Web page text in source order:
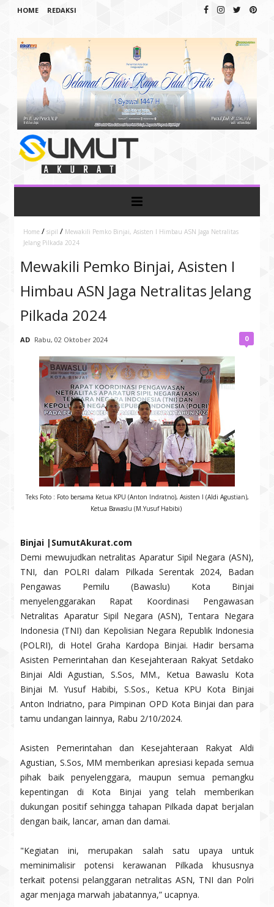
HOME REDAKSI
Home / sipil / Mewakili Pemko Binjai, Asisten I Himbau ASN Jaga Netralitas
Jelang Pilkada 2024
Mewakili Pemko Binjai, Asisten I
Himbau ASN Jaga Netralitas Jelang
Pilkada 2024
AD Rabu, 02 Oktober 2024 0
Teks Foto : Foto bersama Ketua KPU (Anton Indratno), Asisten I (Aldi Agustian),
Ketua Bawaslu (M.Yusuf Habibi)
Binjai |SumutAkurat.com
Demi mewujudkan netralitas Aparatur Sipil Negara (ASN),
TNI, dan POLRI dalam Pilkada Serentak 2024, Badan
Pengawas Pemilu (Bawaslu) Kota Binjai
menyelenggarakan Rapat Koordinasi Pengawasan
Netralitas Aparatur Sipil Negara (ASN), Tentara Negara
Indonesia (TNI) dan Kepolisian Negara Republik Indonesia
(POLRI), di Hotel Graha Kardopa Binjai. Hadir bersama
Asisten Pemerintahan dan Kesejahteraan Rakyat Setdako
Binjai Aldi Agustian, S.Sos, MM., Ketua Bawaslu Kota
Binjai M. Yusuf Habibi, S.Sos., Ketua KPU Kota Binjai
Anton Indriatno, para Pimpinan OPD Kota Binjai dan para
tamu undangan lainnya, Rabu 2/10/2024.
Asisten Pemerintahan dan Kesejahteraan Rakyat Aldi
Agustian, S.Sos, MM memberikan apresiasi kepada semua
pihak baik penyelenggara, maupun semua pemangku
kepentingan di Kota Binjai yang telah memberikan
dukungan positif sehingga tahapan Pilkada dapat berjalan
dengan baik, lancar, aman dan damai.
"Kegiatan ini, merupakan salah satu upaya untuk
meminimalisir potensi kerawanan Pilkada khususnya
terkait potensi pelanggaran netralitas ASN, TNI dan Polri
agar menjaga marwah jabatannya,” ucapnya.